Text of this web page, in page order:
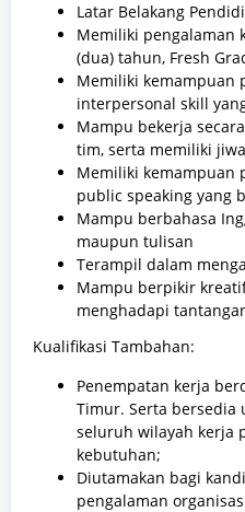
Latar Belakang
Memiliki pengalaman
(dua) tahun, Fresh
Memiliki kemampuan
interpersonal skill
Mampu bekerja
tim, serta memiliki
Memiliki kemampuan
public speaking yang
Mampu berbahasa
maupun tulisan
Terampil dalam
Mampu berpikir
menghadapi
Kualifikasi Tambahan:
Penempatan kerja
Timur. Serta
seluruh wilayah kerja
kebutuhan;
Diutamakan bagi
pengalaman